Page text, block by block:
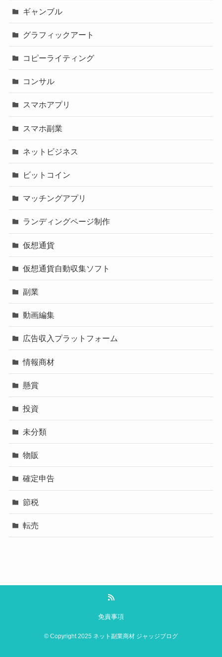
ギャンブル
グラフィックアート
コピーライティング
コンサル
スマホアプリ
スマホ副業
ネットビジネス
ビットコイン
マッチングアプリ
ランディングページ制作
仮想通貨
仮想通貨自動収集ソフト
副業
動画編集
広告収入プラットフォーム
情報商材
懸賞
投資
未分類
物販
確定申告
節税
転売
免責事項
© Copyright 2025 ネット副業商材 ジャッジブログ